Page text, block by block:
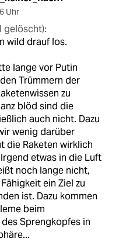
Uhr
gelöscht):
wild drauf los.
lange vor Putin
Trümmern der
zu
blöd sind die
auch nicht. Dazu
wenig darüber
die Raketen wirklich
etwas in die Luft
noch lange nicht,
ein Ziel zu
ist. Dazu kommen
beim
Sprengkopfes in